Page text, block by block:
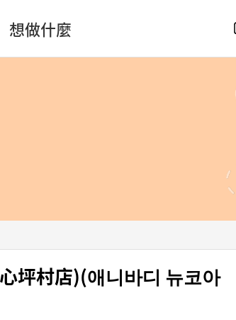
想做什麼
坪村店)(애니바디 뉴코아